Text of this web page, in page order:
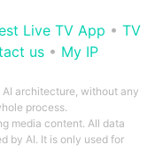
Live TV App • TV
us• My IP
architecture, without any
process.
media content. All data
by AI. It is only used for